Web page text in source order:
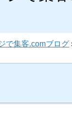
で集客.comブログ